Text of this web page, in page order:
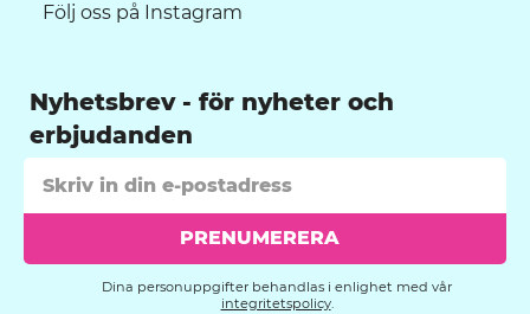
Följ oss på Instagram
Nyhetsbrev
PRENUMERERA
Dina personuppgifter behandlas i enlighet med vår
integritetspolicy.